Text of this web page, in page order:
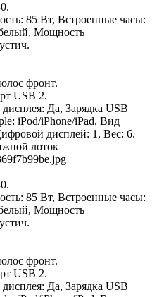
85 Вт, Встроенные часы:
Мощность
фронт.
USB 2.
Да, Зарядка USB
iPod/iPhone/iPad, Вид
дисплей: 1, Вес: 6.
лоток
85 Вт, Встроенные часы:
Мощность
фронт.
USB 2.
Да, Зарядка USB